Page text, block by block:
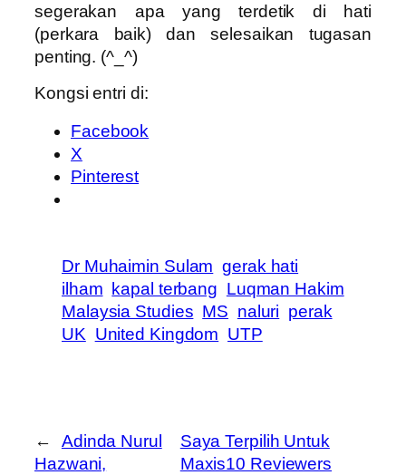
segerakan apa yang terdetik di hati
(perkara baik) dan selesaikan tugasan
penting. (^_^)
Kongsi entri di:
Facebook
X
Pinterest
Dr Muhaimin Sulam gerak hati
ilham
kapal terbang Luqman Hakim
Malaysia Studies MS naluri perak
UK United Kingdom UTP
←
Adinda Nurul
Hazwani,
Saya Terpilih Untuk
Maxis10 Reviewers